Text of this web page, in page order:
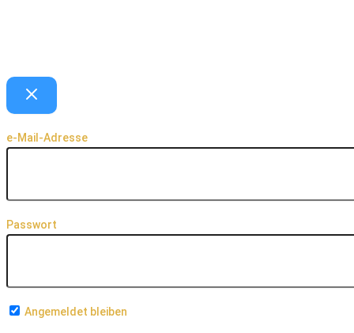
e-Mail-Adresse
Passwort
Angemeldet bleiben